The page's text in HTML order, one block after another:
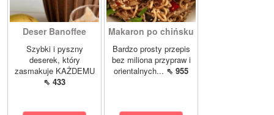
Deser Banoffee
Szybki i pyszny
deserek, który
zasmakuje KAŻDEMU
⇖ 433
Makaron po chińsku
Bardzo prosty przepis
bez miliona przypraw i
orientalnych... ⇖ 955